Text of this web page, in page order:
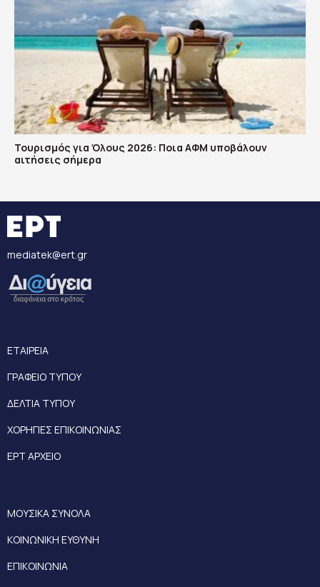
Τουρισμός για Όλους 2026: Ποια ΑΦΜ υποβάλουν
αιτήσεις σήμερα
mediatek@ert.gr
ΕΤΑΙΡΕΙΑ
ΓΡΑΦΕΙΟ ΤΥΠΟΥ
ΔΕΛΤΙΑ ΤΥΠΟΥ
ΧΟΡΗΓΙΕΣ ΕΠΙΚΟΙΝΩΝΙΑΣ
ΕΡΤ ΑΡΧΕΙΟ
ΜΟΥΣΙΚΑ ΣΥΝΟΛΑ
ΚΟΙΝΩΝΙΚΗ ΕΥΘΥΝΗ
ΕΠΙΚΟΙΝΩΝΙΑ